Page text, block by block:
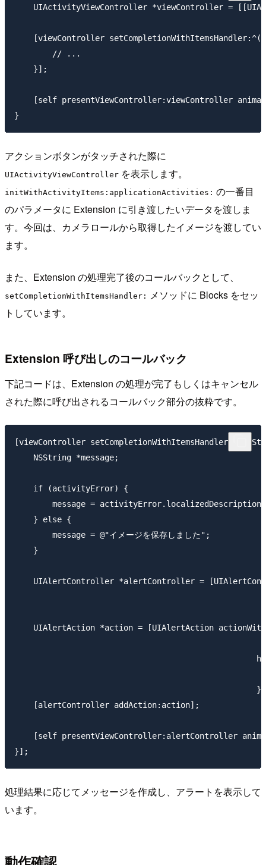
UIActivityViewController *viewController =
[viewController
        // ...
    }];
[self presentViewController:viewController
アクションボタンがタッチされた際に
UIActivityViewController を表示します。
initWithActivityItems:applicationActivities: の一番目
のパラメータに Extension に引き渡したいデータを渡しま
す。今回は、カメラロールから取得したイメージを渡してい
ます。
また、Extension の処理完了後のコールバックとして、
setCompletionWithItemsHandler: メソッドに Blocks をセッ
トしています。
Extension 呼び出しのコールバック
下記コードは、Extension の処理が完了もしくはキャンセル
された際に呼び出されるコールバック部分の抜粋です。
[viewController
    NSString *message;
    if (activityError) {
        message = activityError.localizedDescription;
    } else {
        message = @"イメージを保存しました";
    }
UIAlertController *alertController =
UIAlertAction *action = [UIAlertAction
    [alertController addAction:action];
[self presentViewController:alertController
処理結果に応じてメッセージを作成し、アラートを表示して
います。